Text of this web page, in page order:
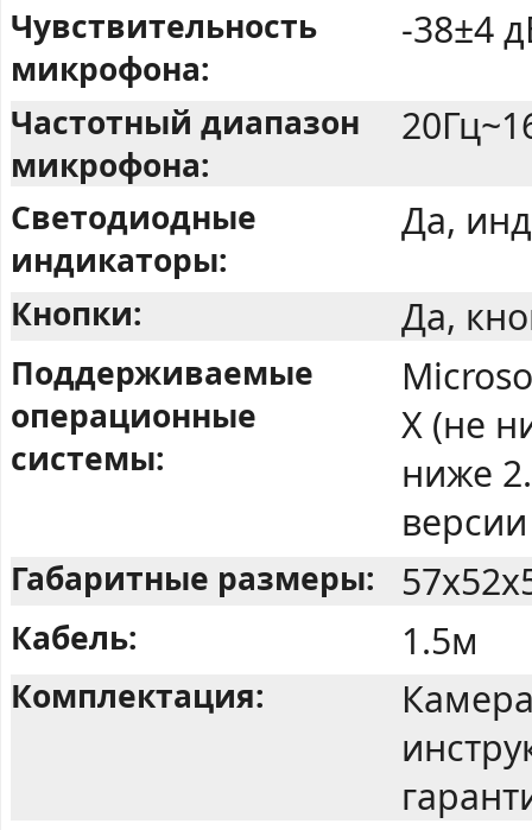
Чувствительность
микрофона:
-38±4
Частотный диапазон
микрофона:
Светодиодные
индикаторы:
Да,
Кнопки: Да,
Поддерживаемые
операционные
системы:
X (не
ниже
Габаритные размеры:
Кабель: 1.5м
Комплектация: